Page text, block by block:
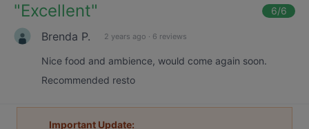
"Excellent" 6/6
Brenda P. 2 years ago · 6 reviews
Nice food and ambience, would come again soon.
Recommended resto
Important Update: